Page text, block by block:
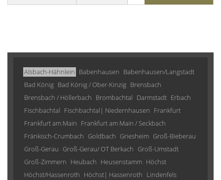
Alsbach-Hähnlein Babenhausen Babenhausen/Langstadt
Bad König Bad König / Ober-Kinzig Brensbach
Brensbach / Höllerbach Brombachtal Darmstadt Erbach
Fischbachtal Fischbachtal| Niedernhausen Frankfurt
Frankfurt am Main Frankfurt am Main / Seckbach
Fränkisch-Crumbach Goldbach Griesheim Groß-Bieberau
Groß-Gerau Groß-Gerau/ OT Berkach Groß-Umstadt
Groß-Zimmern Heubach Heusenstamm Höchst
Höchst/Hassenroth Höchst| Hassenroth Lindenfels